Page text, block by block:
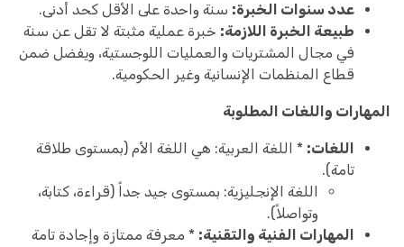
عدد سنوات الخبرة: سنة واحدة على الأقل كحد أدنى.
طبيعة الخبرة اللازمة: خبرة عملية مثبتة لا تقل عن سنة
في مجال المشتريات والعمليات اللوجستية، ويفضل ضمن
قطاع المنظمات الإنسانية وغير الحكومية.
المهارات واللغات المطلوبة
اللغات: * اللغة العربية: هي اللغة الأم (بمستوى طلاقة
تامة).
اللغة الإنجليزية: بمستوى جيد جداً (قراءة، كتابة،
وتواصلاً).
المهارات الفنية والتقنية: * معرفة ممتازة وإجادة تامة